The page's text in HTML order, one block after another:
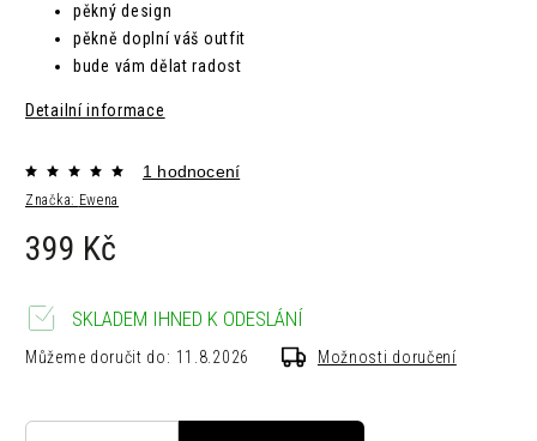
pěkný design
pěkně doplní váš outfit
bude vám dělat radost
Detailní informace
Značka: Ewena
1 hodnocení
399 Kč
SKLADEM IHNED K ODESLÁNÍ
Můžeme doručit do: 11.8.2026 Možnosti doručení